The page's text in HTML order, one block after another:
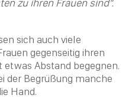
sich auch viele
gegenseitig ihren
etwas Abstand begegnen.
der Begrüßung manche
Hand.